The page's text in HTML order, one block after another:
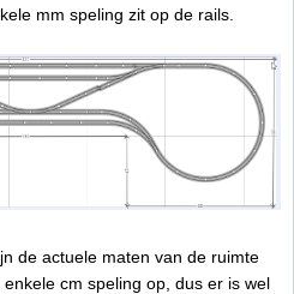
mm speling zit op de rails.
de actuele maten van de ruimte
cm speling op, dus er is wel